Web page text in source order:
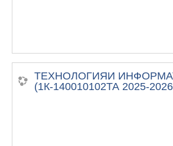
ТЕХНОЛОГИЯИ
(1К-140010102ТА 2025-